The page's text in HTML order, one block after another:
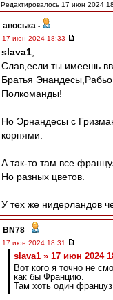
Редактировалось 17 июн 2024
авоська -
17 июн 2024 18:33
slava1
Слав,если ты имеешь
Братья
Полкоманды!
Но Эрнандесы с
корнями.
А так-то там все
Но разных цветов.
У тех же нидерландов
BN78 -
17 июн 2024 18:31
slava1 » 17 июн 2024
Вот кого я точно не
как бы Францию.
Там хоть один